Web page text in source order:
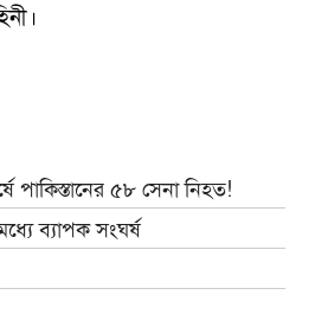
পাকিস্তানের ৫৮ সেনা নিহত!
ব্যাপক সংঘর্ষ